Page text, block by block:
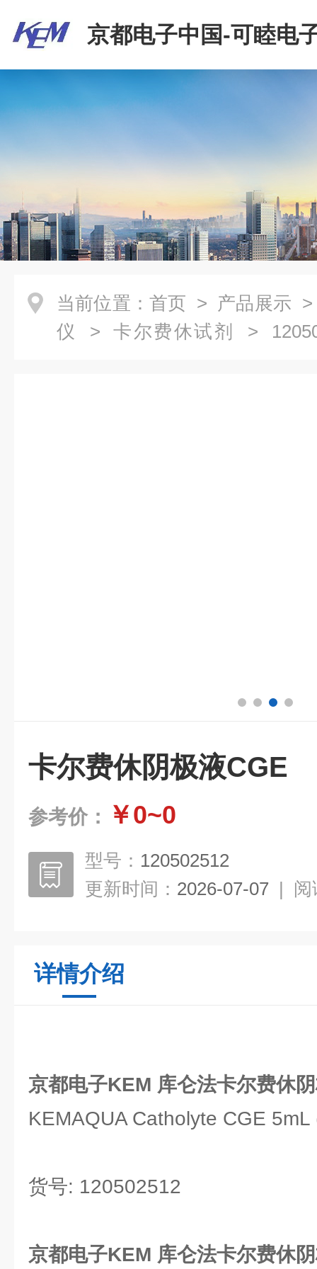
京都电子中国-可睦电
商贸有限公司
当前位置： 首页 > 产品展示
仪
> 卡尔费休试剂
>
卡尔费休阴极液CGE
参考价： ￥0~0
型号： 120502512
更新时间： 2026-07-07 | 阅
详情介绍
京都电子KEM 库仑法卡尔费休
KEMAQUA Catholyte CGE
货号: 120502512
京都电子KEM 库仑法卡尔费休